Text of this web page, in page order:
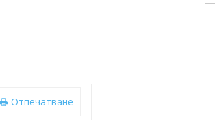
Отпечатване